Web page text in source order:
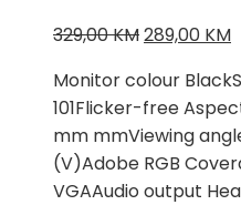
329,00KMIzvorna
bila
je:
329,00 KM.
289,00 KM
Monitor colour
101Flicker-free
mm mmViewing
(V)Adobe RGB
VGAAudio output